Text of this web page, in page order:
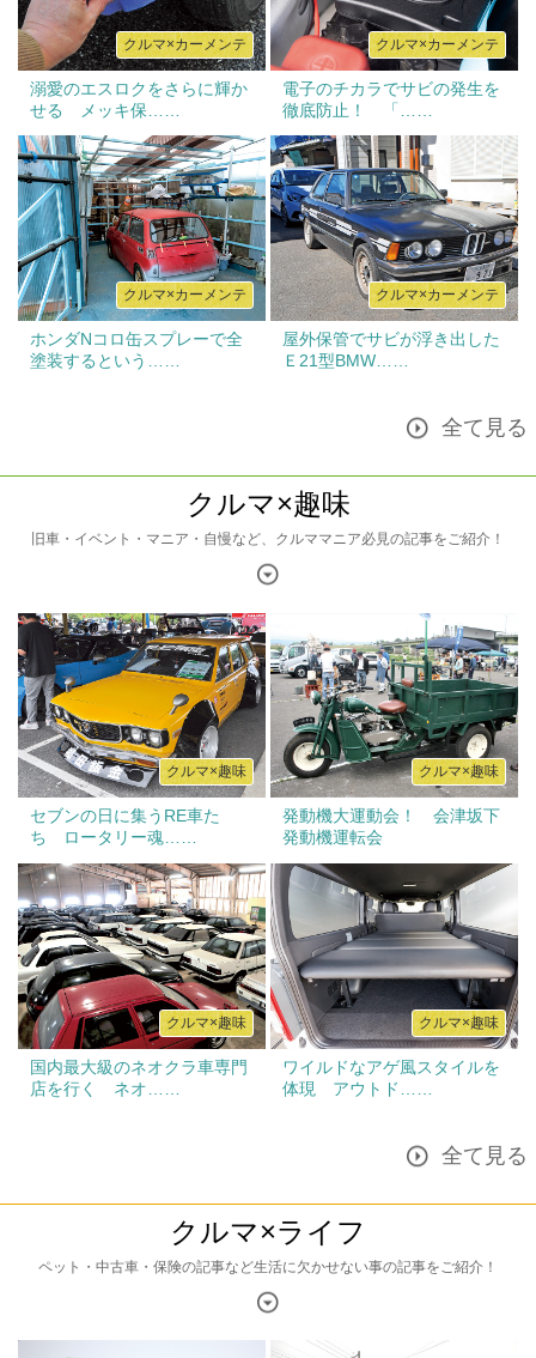
クルマ×カーメンテ
溺愛のエスロクをさらに輝か
せる メッキ保……
クルマ×カーメンテ
電子のチカラでサビの発生を
徹底防止！ 「……
クルマ×カーメンテ
ホンダNコロ缶スプレーで全
塗装するという……
クルマ×カーメンテ
屋外保管でサビが浮き出した
Ｅ21型BMW……
全て見る
クルマ×趣味
旧車・イベント・マニア・自慢など、クルママニア必見の記事をご紹介！
クルマ×趣味
セブンの日に集うRE車た
ち ロータリー魂……
クルマ×趣味
発動機大運動会！ 会津坂下
発動機運転会
クルマ×趣味
国内最大級のネオクラ車専門
店を行く ネオ……
クルマ×趣味
ワイルドなアゲ風スタイルを
体現 アウトド……
全て見る
クルマ×ライフ
ペット・中古車・保険の記事など生活に欠かせない事の記事をご紹介！